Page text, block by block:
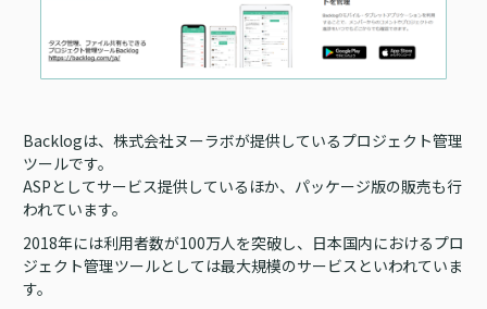
Backlogは、株式会社ヌーラボが提供しているプロジェクト管理
ツールです。
ASPとしてサービス提供しているほか、パッケージ版の販売も行
われています。
2018年には利用者数が100万人を突破し、日本国内におけるプロ
ジェクト管理ツールとしては最大規模のサービスといわれていま
す。